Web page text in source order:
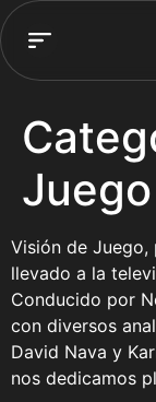
Juego
Visión de
llevado a la
Conducido por
con diversos
David Nava y
nos dedicamos